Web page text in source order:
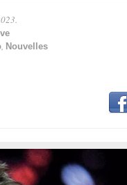
, Nouvelles